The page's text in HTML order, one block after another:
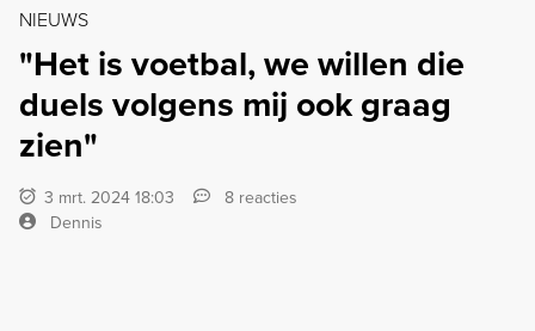
NIEUWS
"Het is voetbal, we willen die
duels volgens mij ook graag
zien"
3 mrt. 2024 18:03
8 reacties
Dennis